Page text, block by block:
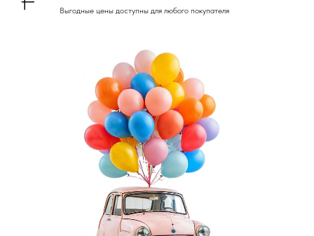
Выгодные цены доступны для любого покупателя